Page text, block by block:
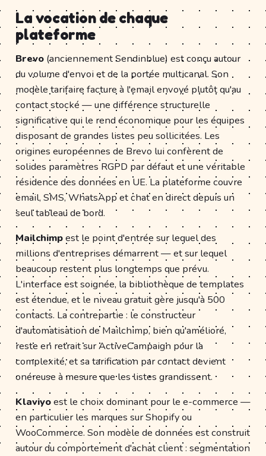
La vocation de chaque
plateforme
Brevo (anciennement Sendinblue) est conçu autour
du volume d'envoi et de la portée multicanal. Son
modèle tarifaire facture à l'email envoyé plutôt qu'au
contact stocké — une différence structurelle
significative qui le rend économique pour les équipes
disposant de grandes listes peu sollicitées. Les
origines européennes de Brevo lui confèrent de
solides paramètres RGPD par défaut et une véritable
résidence des données en UE. La plateforme couvre
email, SMS, WhatsApp et chat en direct depuis un
seul tableau de bord.
Mailchimpest le point d'entrée sur lequel des
millions d'entreprises démarrent — et sur lequel
beaucoup restent plus longtemps que prévu.
L'interface est soignée, la bibliothèque de templates
est étendue, et le niveau gratuit gère jusqu'à 500
contacts. La contrepartie : le constructeur
d'automatisation de Mailchimp, bien qu'amélioré,
reste en retrait sur ActiveCampaign pour la
complexité, et sa tarification par contact devient
onéreuse à mesure que les listes grandissent.
Klaviyoest le choix dominant pour le e-commerce —
en particulier les marques sur Shopify ou
WooCommerce. Son modèle de données est construit
autour du comportement d'achat client : segmentation